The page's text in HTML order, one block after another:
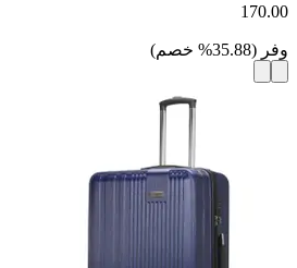
170.00
وفر (
35.88
% خصم)